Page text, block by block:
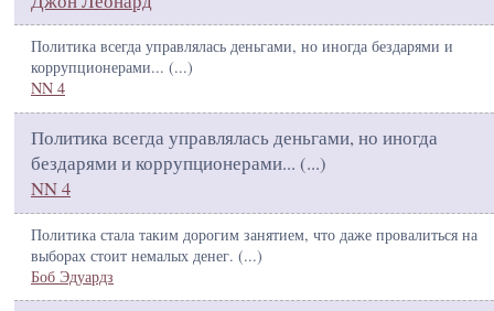
Политика всегда управлялась деньгами, но иногда бездарями и
коррупционерами... (...)
NN 4
Политика всегда управлялась деньгами, но иногда
бездарями и коррупционерами... (...)
NN 4
Политика стала таким дорогим занятием, что даже провалиться на
выборах стоит немалых денег. (...)
Боб Эдуардз